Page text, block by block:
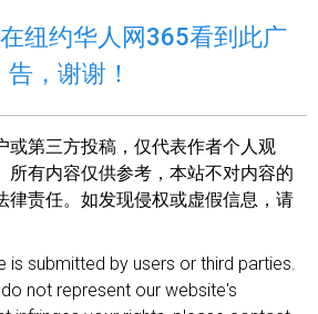
纽约华人网365看到此广
告，谢谢！
或第三方投稿，仅代表作者个人观
所有内容仅供参考，本站不对内容的
律责任。如发现侵权或虚假信息，请
is submitted by users or third parties.
not represent our website's